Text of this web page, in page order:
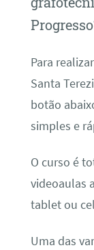
Para
Santa
botão
simples e
O curso é
videoaulas
tablet ou
Uma das